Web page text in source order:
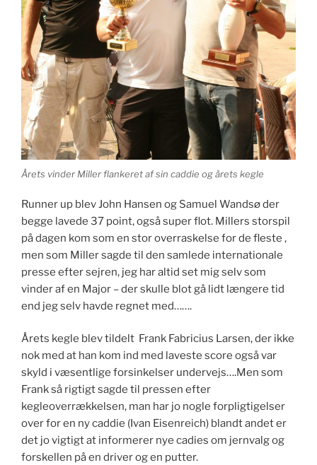
Årets vinder Miller flankeret af sin caddie og årets kegle
Runner up blev John Hansen og Samuel Wandsø der
begge lavede 37 point, også super flot. Millers storspil
på dagen kom som en stor overraskelse for de fleste ,
men som Miller sagde til den samlede internationale
presse efter sejren, jeg har altid set mig selv som
vinder af en Major – der skulle blot gå lidt længere tid
end jeg selv havde regnet med…….
Årets kegle blev tildelt Frank Fabricius Larsen, der ikke
nok med at han kom ind med laveste score også var
skyld i væsentlige forsinkelser undervejs….Men som
Frank så rigtigt sagde til pressen efter
kegleoverrækkelsen, man har jo nogle forpligtigelser
over for en ny caddie (Ivan Eisenreich) blandt andet er
det jo vigtigt at informerer nye cadies om jernvalg og
forskellen på en driver og en putter.